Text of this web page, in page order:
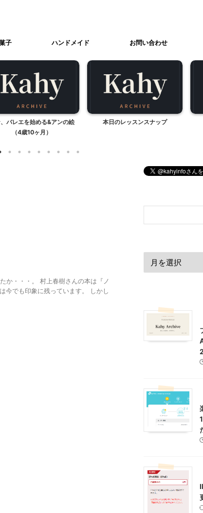
子 ハンドメイド お問い合わせ
バレエを始める&アンの絵
（4歳10ヶ月）
本日のレッスンスナップ
か・・・。 村上春樹さんの本は『ノ
今でも印象に残っています。 しかし